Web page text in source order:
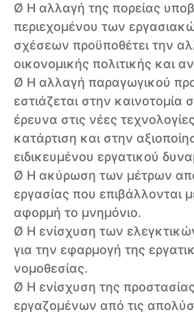
Ø Η αλλαγή της πορείας
περιεχομένου των
σχέσεων προϋποθέτει την
οικονομικής πολιτικής και
Ø Η αλλαγή παραγωγικού
εστιάζεται στην καινοτομία
έρευνα στις νέες
κατάρτιση και στην
ειδικευμένου εργατικού
Ø Η ακύρωση των μέτρων
εργασίας που επιβάλλονται
αφορμή το μνημόνιο.
Ø Η ενίσχυση των
για την εφαρμογή της
νομοθεσίας.
Ø Η ενίσχυση της
εργαζομένων από τις